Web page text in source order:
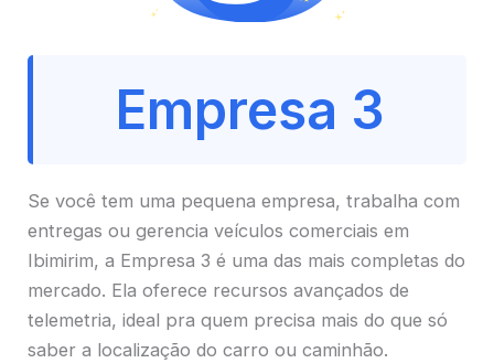
Empresa 3
Se você tem uma pequena empresa, trabalha com
entregas ou gerencia veículos comerciais em
Ibimirim, a Empresa 3 é uma das mais completas do
mercado. Ela oferece recursos avançados de
telemetria, ideal pra quem precisa mais do que só
saber a localização do carro ou caminhão.